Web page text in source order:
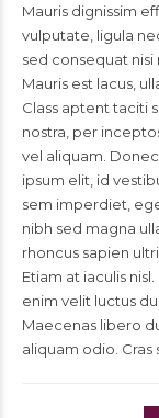
Mauris dignissim
vulputate, ligula
sed consequat nisi
Mauris est lacus,
Class aptent taciti
nostra, per
vel aliquam.
ipsum elit, id
sem imperdiet,
nibh sed magna
rhoncus sapien
Etiam at iaculis
enim velit luctus
Maecenas libero
aliquam odio. Cras